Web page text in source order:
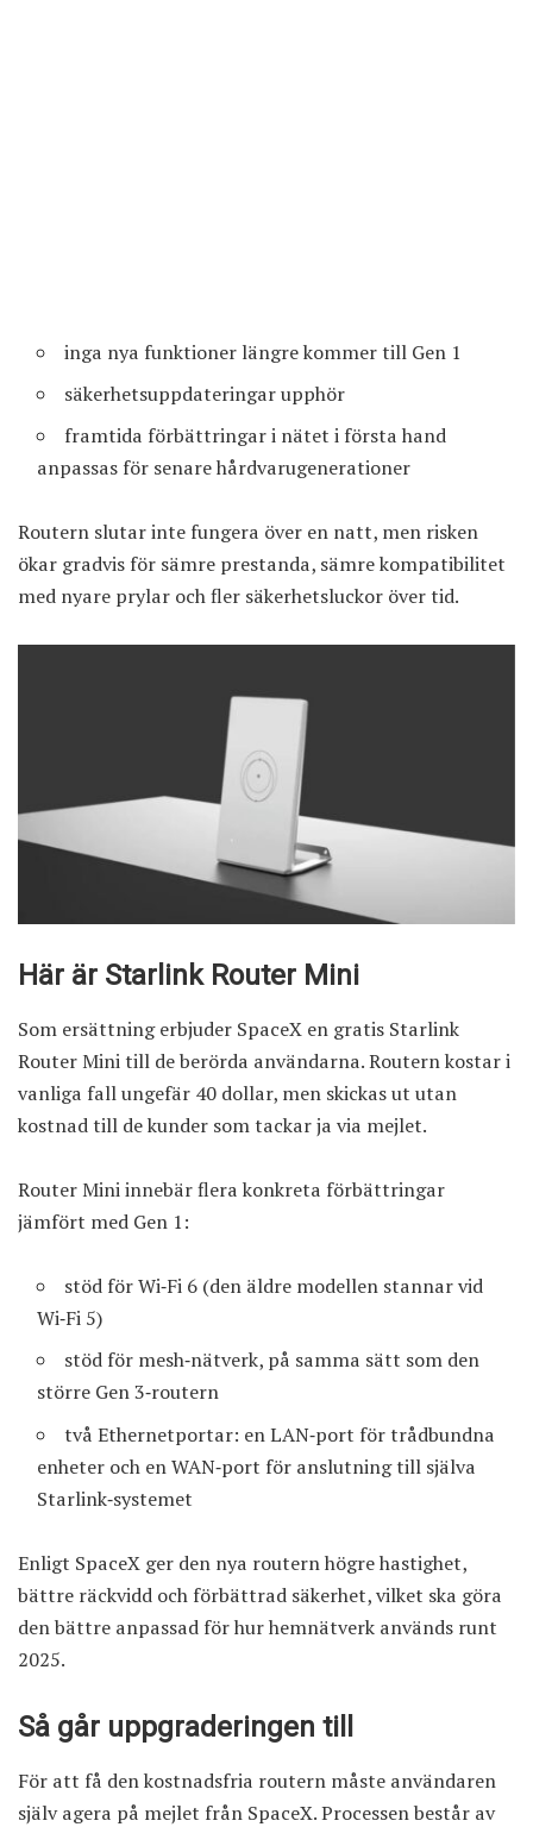
inga nya funktioner längre kommer till Gen 1
säkerhets­uppdateringar upphör
framtida förbättringar i nätet i första hand
anpassas för senare hårdvaru­generationer
Routern slutar inte fungera över en natt, men risken
ökar gradvis för sämre prestanda, sämre kompatibilitet
med nyare prylar och fler säkerhets­luckor över tid.
Här är Starlink Router Mini
Som ersättning erbjuder SpaceX en gratis Starlink
Router Mini till de berörda användarna. Routern kostar i
vanliga fall ungefär 40 dollar, men skickas ut utan
kostnad till de kunder som tackar ja via mejlet.
Router Mini innebär flera konkreta förbättringar
jämfört med Gen 1:
stöd för Wi‑Fi 6 (den äldre modellen stannar vid
Wi‑Fi 5)
stöd för mesh‑nätverk, på samma sätt som den
större Gen 3‑routern
två Ethernet­portar: en LAN‑port för trådbundna
enheter och en WAN‑port för anslutning till själva
Starlink‑systemet
Enligt SpaceX ger den nya routern högre hastighet,
bättre räckvidd och förbättrad säkerhet, vilket ska göra
den bättre anpassad för hur hemnätverk används runt
2025.
Så går uppgraderingen till
För att få den kostnadsfria routern måste användaren
själv agera på mejlet från SpaceX. Processen består av